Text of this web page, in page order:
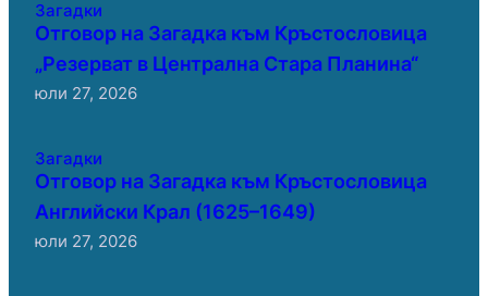
Загадки
Отговор на Загадка към Кръстословица
„Резерват в Централна Стара Планина“
юли 27, 2026
Загадки
Отговор на Загадка към Кръстословица
Английски Крал (1625–1649)
юли 27, 2026